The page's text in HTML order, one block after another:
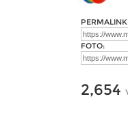
FOTO:
2,654